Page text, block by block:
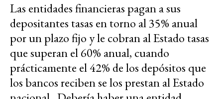
Las entidades financieras pagan a sus
depositantes tasas en torno al 35% anual
por un plazo fijo y le cobran al Estado tasas
que superan el 60% anual, cuando
prácticamente el 42% de los depósitos que
los bancos reciben se los prestan al Estado